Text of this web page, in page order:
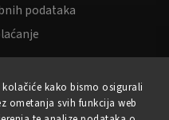
kako bismo osigurali
ometanja svih funkcija web
podataka